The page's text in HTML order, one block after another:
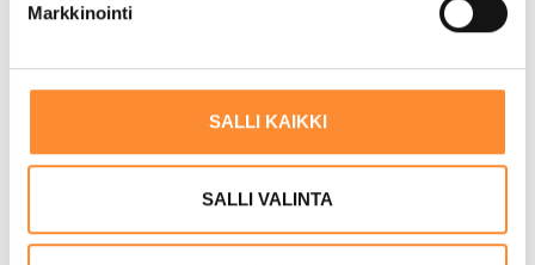
Markkinointi
SALLI KAIKKI
SALLI VALINTA
Käsillä hoitoa jalkapohjista
kalevalaisen jäsenkorjaajan
opinnoista
26 kesäkuun, 2026